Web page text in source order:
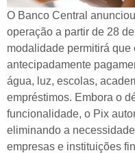
O Banco Central
operação a partir de 28
modalidade permitirá
antecipadamente
água, luz, escolas,
empréstimos. Embora o
funcionalidade, o Pix
eliminando a
empresas e instituições